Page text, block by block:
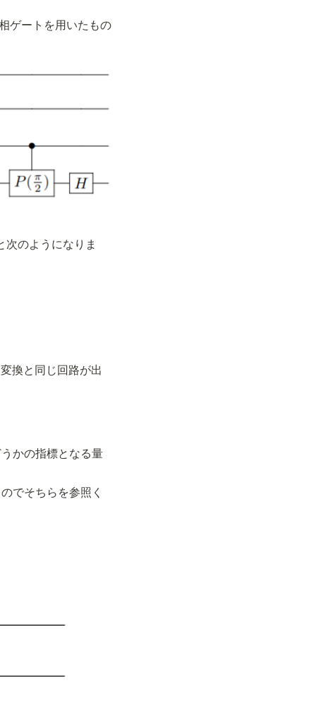
ゲートを用いたもの
のようになりま
換と同じ回路が出
かの指標となる量
でそちらを参照く